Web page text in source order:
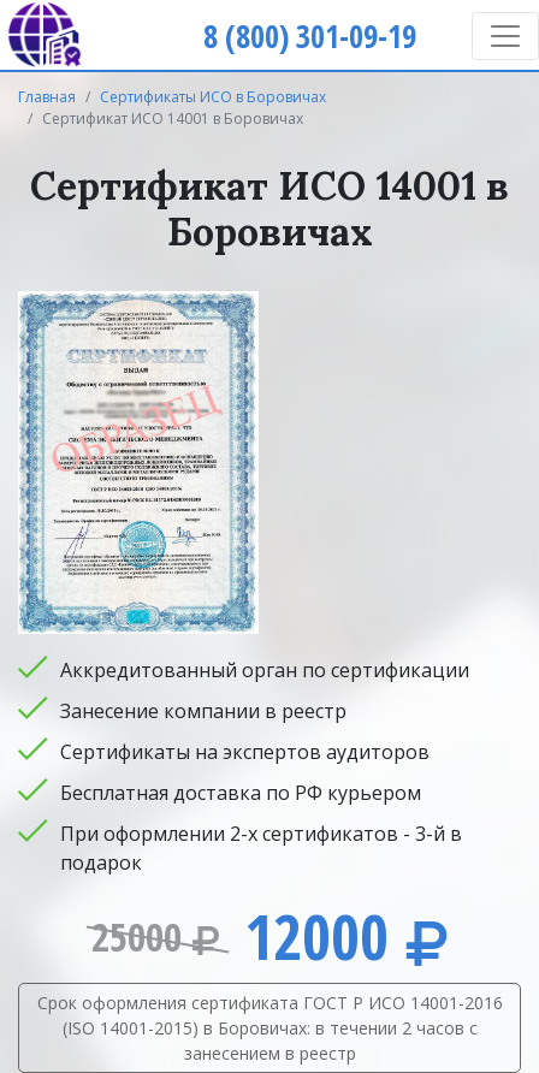
8 (800) 301-09-19
Главная
Сертификаты ИСО в Боровичах
Сертификат ИСО 14001 в Боровичах
Сертификат ИСО 14001 в
Боровичах
Аккредитованный орган по сертификации
Занесение компании в реестр
Сертификаты на экспертов аудиторов
Бесплатная доставка по РФ курьером
При оформлении 2-х сертификатов - 3-й в
подарок
25000 12000
Срок оформления сертификата ГОСТ Р ИСО 14001-2016
(ISO 14001-2015) в Боровичах: в течении 2 часов с
занесением в реестр